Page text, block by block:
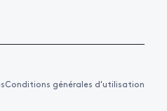
Conditions générales d'utilisation